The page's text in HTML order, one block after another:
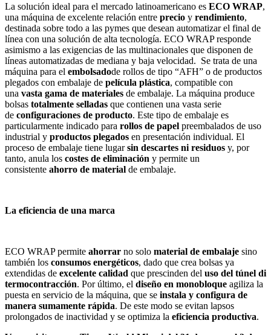
La solución ideal para el mercado latinoamericano es ECO WRAP,
una máquina de excelente relación entre precio y rendimiento,
destinada sobre todo a las pymes que desean automatizar el final de
línea con una solución de alta tecnología. ECO WRAP responde
asimismo a las exigencias de las multinacionales que disponen de
líneas automatizadas de mediana y baja velocidad. Se trata de una
máquina para el embolsadode rollos de tipo “AFH” o de productos
plegados con embalaje de película plástica, compatible con
una vasta gama de materiales de embalaje. La máquina produce
bolsas totalmente selladas que contienen una vasta serie
de configuraciones de producto. Este tipo de embalaje es
particularmente indicado para rollos de papel preembalados de uso
industrial y productos plegados en presentación individual. El
proceso de embalaje tiene lugarsin descartes ni residuos y, por
tanto, anula los costes de eliminación y permite un
consistente ahorro de material de embalaje.
La eficiencia de una marca
ECO WRAP permite ahorrar no solo material de embalaje sino
también los consumos energéticos, dado que crea bolsas ya
extendidas de excelente calidad que prescinden del uso del túnel di
termocontracción. Por último, el diseño en monobloque agiliza la
puesta en servicio de la máquina, que se instala y configura de
manera sumamente rápida. De este modo se evitan lapsos
prolongados de inactividad y se optimiza la eficiencia productiva.